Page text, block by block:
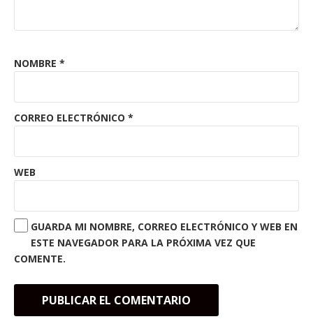
NOMBRE *
CORREO ELECTRÓNICO *
WEB
GUARDA MI NOMBRE, CORREO ELECTRÓNICO Y WEB EN
ESTE NAVEGADOR PARA LA PRÓXIMA VEZ QUE
COMENTE.